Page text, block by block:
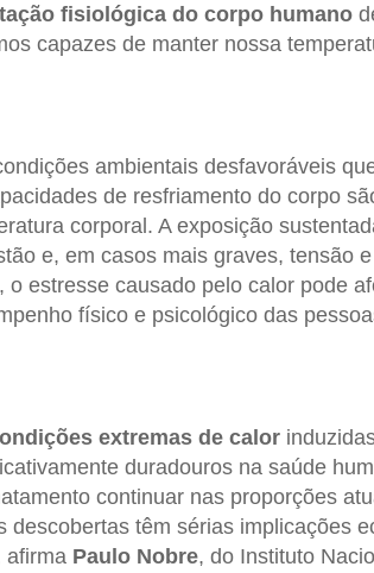
fisiológica do corpo humano
capazes de manter nossa
ambientais desfavoráveis
de resfriamento do corpo
corporal. A exposição
e, em casos mais graves, tensão
o estresse causado pelo calor pode
físico e psicológico das
extremas de calor
duradouros na saúde
continuar nas proporções
descobertas têm sérias implicações
afirmaPaulo Nobre, do Instituto